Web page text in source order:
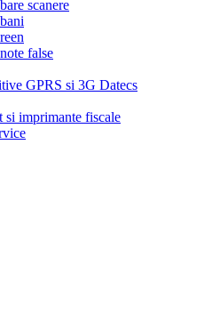
scanere
false
GPRS si 3G Datecs
si imprimante fiscale